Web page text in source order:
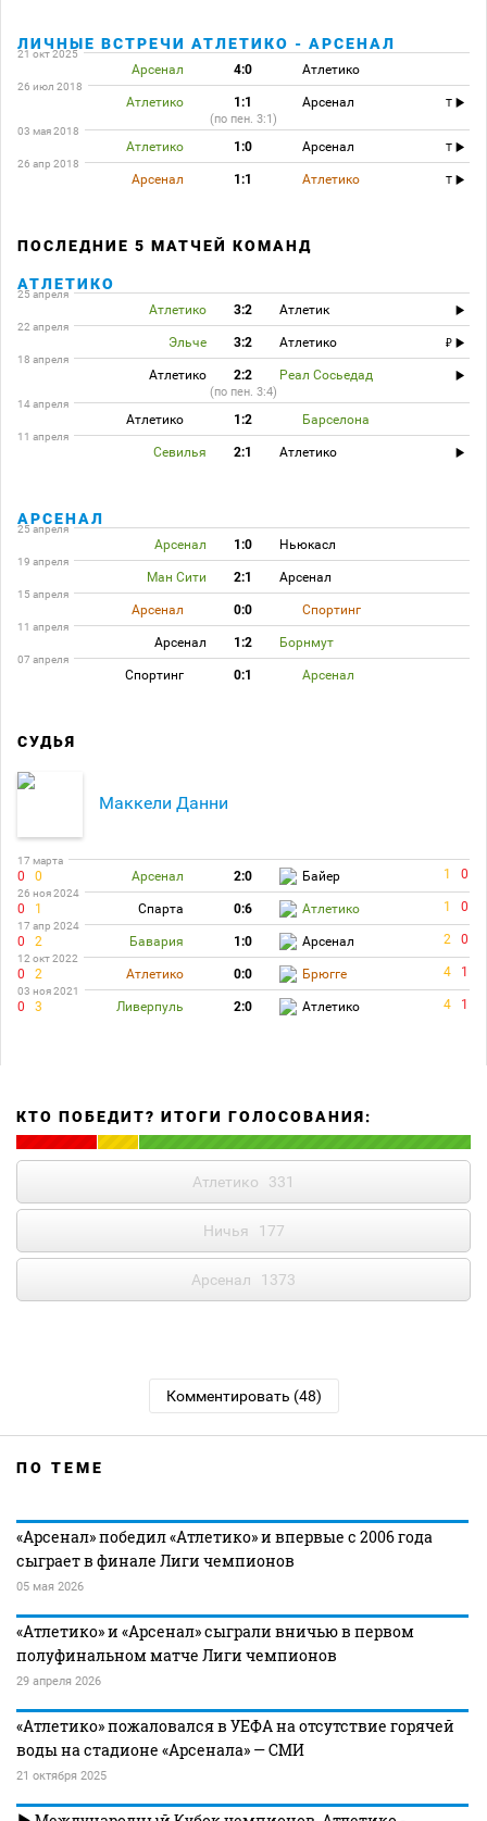
ЛИЧНЫЕ ВСТРЕЧИ АТЛЕТИКО - АРСЕНАЛ
21 окт 2025
Арсенал 4:0 Атлетико
26 июл 2018
Атлетико 1:1 Арсенал T
(по пен. 3:1)
03 мая 2018
Атлетико 1:0 Арсенал
T
26 апр 2018
Арсенал 1:1 Атлетико T
ПОСЛЕДНИЕ 5 МАТЧЕЙ КОМАНД
АТЛЕТИКО
25 апреля
Атлетико 3:2 Атлетик
22 апреля
Эльче 3:2 Атлетико
18 апреля
Атлетико 2:2 Реал Сосьедад
(по пен. 3:4)
14 апреля
Атлетико 1:2 Барселона
11 апреля
Севилья 2:1 Атлетико
АРСЕНАЛ
25 апреля
Арсенал 1:0 Ньюкасл
19 апреля
Ман Сити 2:1 Арсенал
15 апреля
Арсенал 0:0 Спортинг
11 апреля
Арсенал 1:2 Борнмут
07 апреля
Спортинг 0:1 Арсенал
СУДЬЯ
Маккели Данни
17 марта
0 0 Арсенал 2:0 Байер 1 0
26 ноя 2024
0 1 Спарта 0:6 Атлетико 1 0
17 апр 2024
0 2 Бавария 1:0 Арсенал 2 0
12 окт 2022
0 2 Атлетико 0:0 Брюгге 4 1
03 ноя 2021
0 3 Ливерпуль 2:0 Атлетико 4 1
КТО ПОБЕДИТ? ИТОГИ ГОЛОСОВАНИЯ:
Атлетико 331
Ничья 177
Арсенал 1373
Комментировать (48)
ПО ТЕМЕ
«Арсенал» победил «Атлетико» и впервые с 2006 года
сыграет в финале Лиги чемпионов
05 мая 2026
«Атлетико» и «Арсенал» сыграли вничью в первом
полуфинальном матче Лиги чемпионов
29 апреля 2026
«Атлетико» пожаловался в УЕФА на отсутствие горячей
воды на стадионе «Арсенала» — СМИ
21 октября 2025